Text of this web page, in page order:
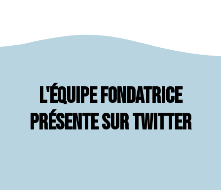
L'équipe fondatrice
présente sur twitter